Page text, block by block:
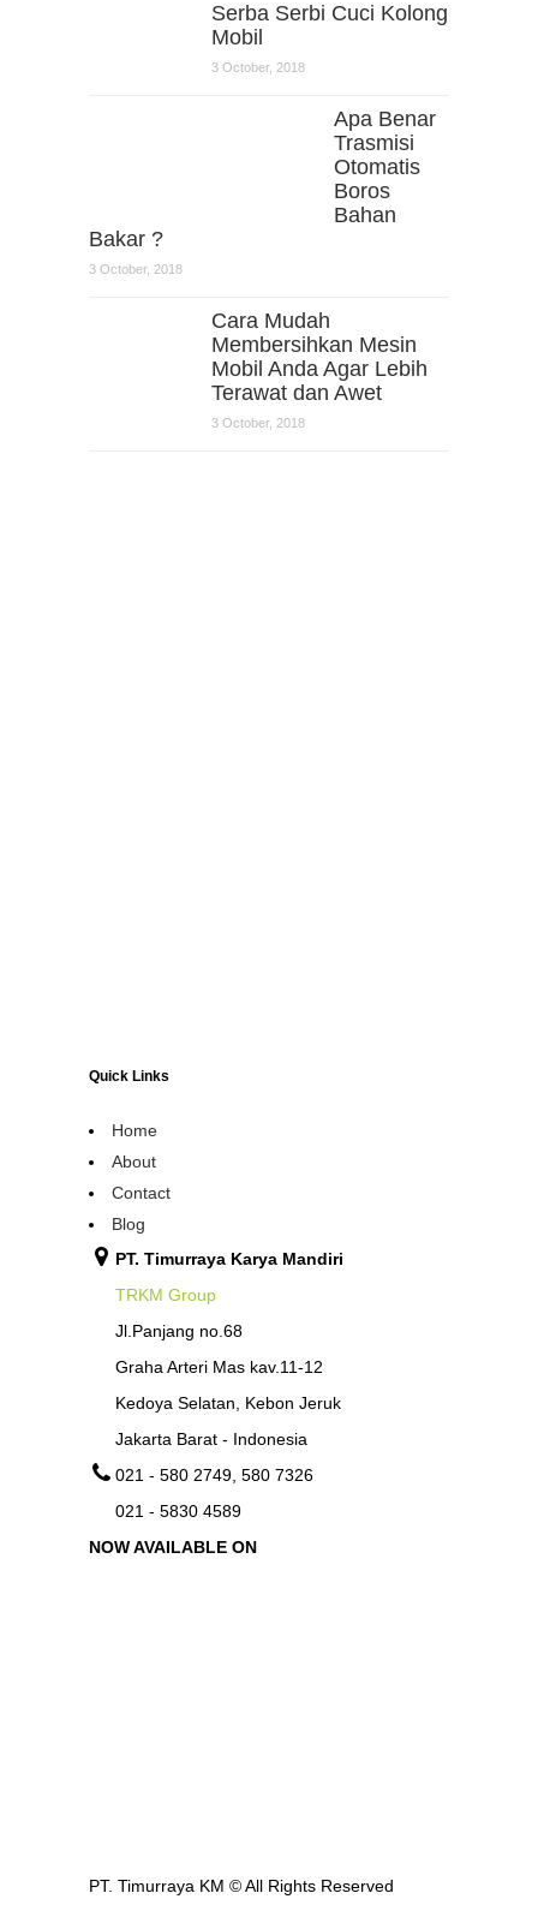
Serba Serbi Cuci Kolong
Mobil
3 October, 2018
Apa Benar
Trasmisi
Otomatis
Boros
Bahan
Bakar ?
3 October, 2018
Cara Mudah
Membersihkan Mesin
Mobil Anda Agar Lebih
Terawat dan Awet
3 October, 2018
Quick Links
Home
About
Contact
Blog
PT. Timurraya Karya Mandiri
TRKM Group
Jl.Panjang no.68
Graha Arteri Mas kav.11-12
Kedoya Selatan, Kebon Jeruk
Jakarta Barat - Indonesia
021 - 580 2749, 580 7326
021 - 5830 4589
NOW AVAILABLE ON
PT. Timurraya KM ©All Rights Reserved